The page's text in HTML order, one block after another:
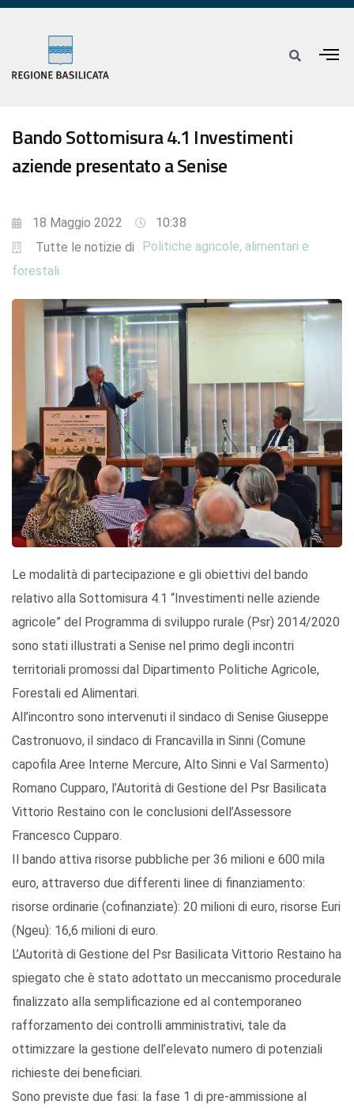
Bando Sottomisura 4.1 Investimenti
aziende presentato a Senise
18 Maggio 2022
10:38
Tutte le notizie di
Politiche agricole, alimentari e
forestali
Le modalità di partecipazione e gli obiettivi del bando
relativo alla Sottomisura 4.1 “Investimenti nelle aziende
agricole” del Programma di sviluppo rurale (Psr) 2014/2020
sono stati illustrati a Senise nel primo degli incontri
territoriali promossi dal Dipartimento Politiche Agricole,
Forestali ed Alimentari.
All’incontro sono intervenuti il sindaco di Senise Giuseppe
Castronuovo, il sindaco di Francavilla in Sinni (Comune
capofila Aree Interne Mercure, Alto Sinni e Val Sarmento)
Romano Cupparo, l’Autorità di Gestione del Psr Basilicata
Vittorio Restaino con le conclusioni dell’Assessore
Francesco Cupparo.
Il bando attiva risorse pubbliche per 36 milioni e 600 mila
euro, attraverso due differenti linee di finanziamento:
risorse ordinarie (cofinanziate): 20 milioni di euro, risorse Euri
(Ngeu): 16,6 milioni di euro.
L’Autorità di Gestione del Psr Basilicata Vittorio Restaino ha
spiegato che è stato adottato un meccanismo procedurale
finalizzato alla semplificazione ed al contemporaneo
rafforzamento dei controlli amministrativi, tale da
ottimizzare la gestione dell’elevato numero di potenziali
richieste dei beneficiari.
Sono previste due fasi: la fase 1 di pre-ammissione al